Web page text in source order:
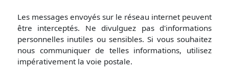
Les messages envoyés sur le réseau internet peuvent
être interceptés. Ne divulguez pas d'informations
personnelles inutiles ou sensibles. Si vous souhaitez
nous communiquer de telles informations, utilisez
impérativement la voie postale.